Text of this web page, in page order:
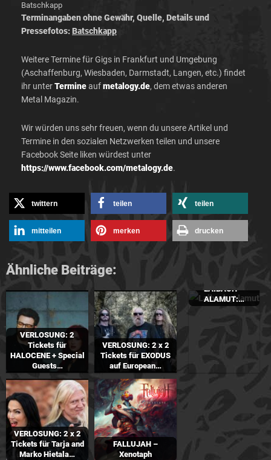
Batschkapp
Terminangaben ohne Gewähr, Quelle, Details und
Pressefotos:Batschkapp
Weitere Termine für Gigs in Frankfurt und Umgebung
(Aschaffenburg, Wiesbaden, Darmstadt, Langen, etc.) findet
ihr unterTermineaufmetalogy.de, dem etwas anderen
Metal Magazin.
Wir würden uns sehr freuen, wenn du unsere Artikel und
Termine in den sozialen Netzwerken teilen und unsere
Facebook Seite liken würdest unter
https://www.facebook.com/metalogy.de.
twittern teilen teilen
mitteilen merken drucken
Ähnliche Beiträge:
VERLOSUNG: 2
Tickets für
HALOCENE + Special
Guests…
VERLOSUNG: 2 x 2
Tickets für EXODUS
auf European…
LAIBACH –
ALAMUT:…
VERLOSUNG: 2 x 2
Tickets für Tarja and
Marko Hietala…
FALLUJAH –
Xenotaph